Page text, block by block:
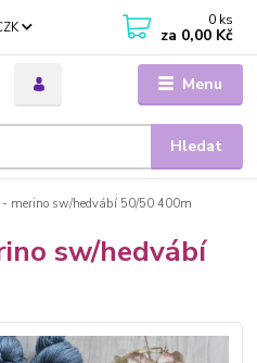
Menu
Hledat
0 ks
za 0,00 Kč
merino sw/hedvábí 50/50 400m
sw/hedvábí